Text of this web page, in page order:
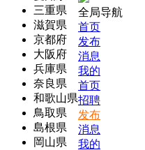
三重県
滋賀県
京都府
大阪府
兵庫県
奈良県
和歌山県
鳥取県
島根県
岡山県
全局导航
首页
发布
消息
我的
首页
招聘
发布
消息
我的